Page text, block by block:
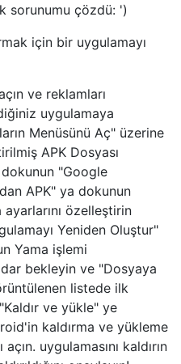
sorunumu çözdü: ')
için bir uygulamayı
ve reklamları
uygulamaya
Menüsünü Aç" üzerine
APK Dosyası
"Google
APK" ya dokunun
ayarlarını özelleştirin
Yeniden Oluştur"
Yama işlemi
bekleyin ve "Dosyaya
listede ilk
ve yükle" ye
kaldırma ve yükleme
uygulamasını kaldırın